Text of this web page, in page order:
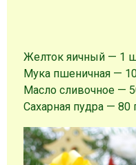
Желток яичный — 1
Мука пшеничная —
Масло сливочное —
Сахарная пудра — 80